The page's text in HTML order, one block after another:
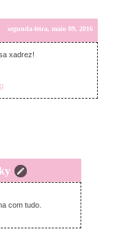
segunda-feira, maio 09, 2016
xadrez!
terça-feira, maio 10, 2016
com tudo.